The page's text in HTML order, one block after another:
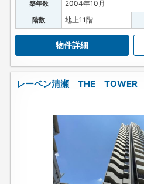
築年数 2004年10月
階数 地上11階
物件詳細
レーベン清瀬 THE TOWER